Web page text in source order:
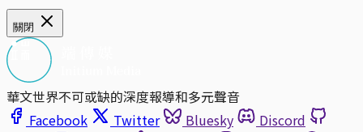
關閉
華文世界不可或缺的深度報導和多元聲音
Facebook
Twitter Bluesky
Discord